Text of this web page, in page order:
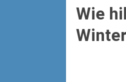
Wie